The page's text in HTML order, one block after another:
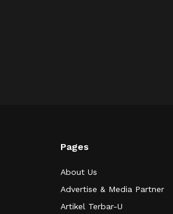
Pages
About Us
Advertise & Media Partner
Artikel Terbar-U